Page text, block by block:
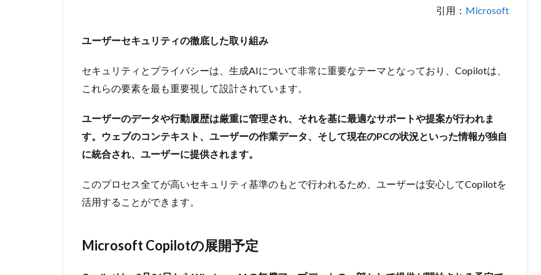
引用： Microsoft
ユーザーセキュリティの徹底した取り組み
セキュリティとプライバシーは、生成AIについて非常に重要なテーマとなっており、Copilotは、
これらの要素を最も重要視して設計されています。
ユーザーのデータや行動履歴は厳重に管理され、それを基に最適なサポートや提案が行われま
す。ウェブのコンテキスト、ユーザーの作業データ、そして現在のPCの状況といった情報が独自
に統合され、ユーザーに提供されます。
このプロセス全てが高いセキュリティ基準のもとで行われるため、ユーザーは安心してCopilotを
活用することができます。
Microsoft Copilotの展開予定